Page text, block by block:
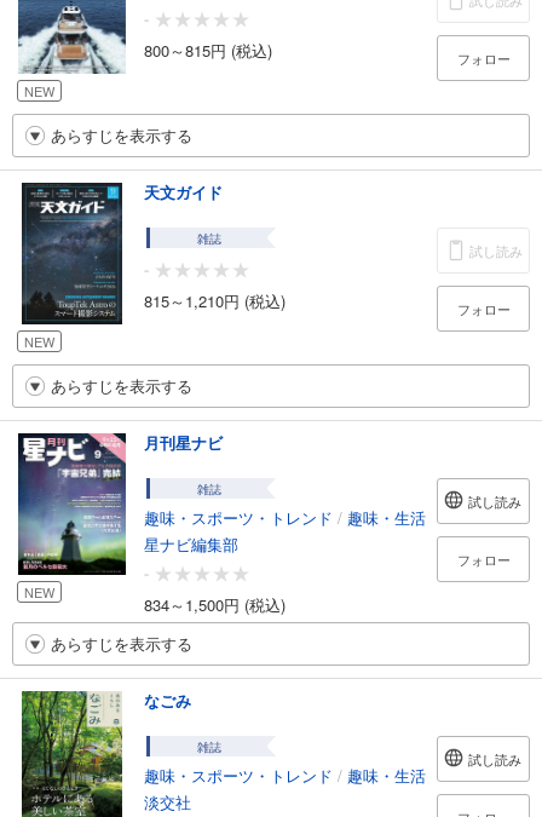
NEW
-
800～815円 (税込)
フォロー
あらすじを表示する
NEW
天文ガイド
雑誌
-
815～1,210円 (税込)
試し読み
フォロー
あらすじを表示する
NEW
月刊星ナビ
雑誌
趣味・スポーツ・トレンド / 趣味・生活
星ナビ編集部
-
834～1,500円 (税込)
試し読み
フォロー
あらすじを表示する
なごみ
雑誌
趣味・スポーツ・トレンド / 趣味・生活
淡交社
試し読み